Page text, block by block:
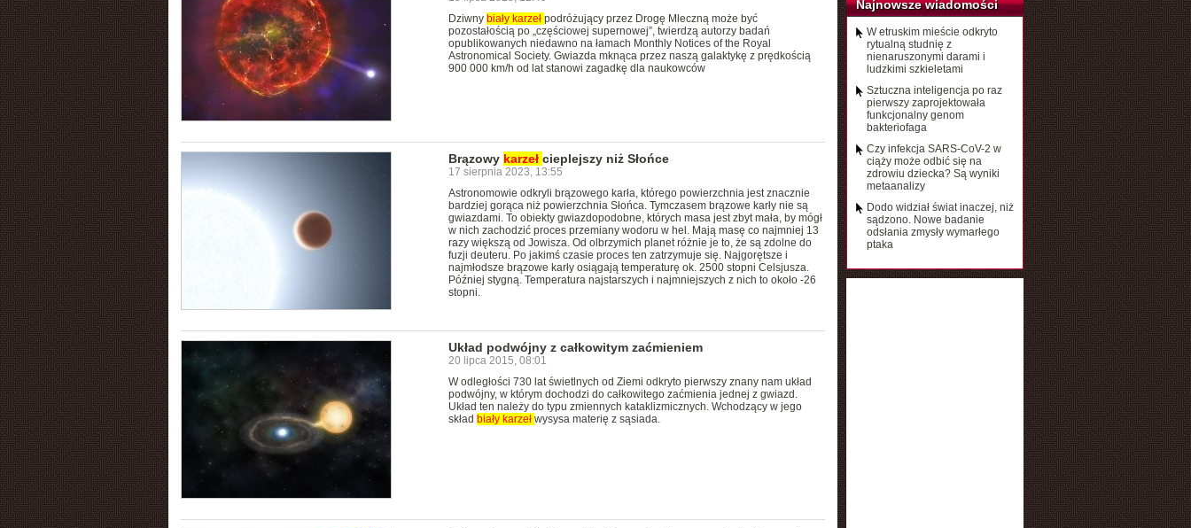
Dziwny biały karzeł podróżujący przez Drogę Mleczną może być
pozostałością po „częściowej supernowej”, twierdzą autorzy badań
opublikowanych niedawno na łamach Monthly Notices of the Royal
Astronomical Society. Gwiazda mknąca przez naszą galaktykę z prędkością
900 000 km/h od lat stanowi zagadkę dla naukowców
Brązowy karzeł cieplejszy niż Słońce
17 sierpnia 2023, 13:55
Astronomowie odkryli brązowego karła, którego powierzchnia jest znacznie
bardziej gorąca niż powierzchnia Słońca. Tymczasem brązowe karły nie są
gwiazdami. To obiekty gwiazdopodobne, których masa jest zbyt mała, by mógł
w nich zachodzić proces przemiany wodoru w hel. Mają masę co najmniej 13
razy większą od Jowisza. Od olbrzymich planet różnie je to, że są zdolne do
fuzji deuteru. Po jakimś czasie proces ten zatrzymuje się. Najgorętsze i
najmłodsze brązowe karły osiągają temperaturę ok. 2500 stopni Celsjusza.
Później stygną. Temperatura najstarszych i najmniejszych z nich to około -26
stopni.
Układ podwójny z całkowitym zaćmieniem
20 lipca 2015, 08:01
W odległości 730 lat świetlnych od Ziemi odkryto pierwszy znany nam układ
podwójny, w którym dochodzi do całkowitego zaćmienia jednej z gwiazd.
Układ ten należy do typu zmiennych kataklizmicznych. Wchodzący w jego
skład biały karzeł wysysa materię z sąsiada.
Najnowsze wiadomości
W etruskim mieście odkryto
rytualną studnię z
nienaruszonymi darami i
ludzkimi szkieletami
Sztuczna inteligencja po raz
pierwszy zaprojektowała
funkcjonalny genom
bakteriofaga
Czy infekcja SARS-CoV-2 w
ciąży może odbić się na
zdrowiu dziecka? Są wyniki
metaanalizy
Dodo widział świat inaczej, niż
sądzono. Nowe badanie
odsłania zmysły wymarłego
ptaka